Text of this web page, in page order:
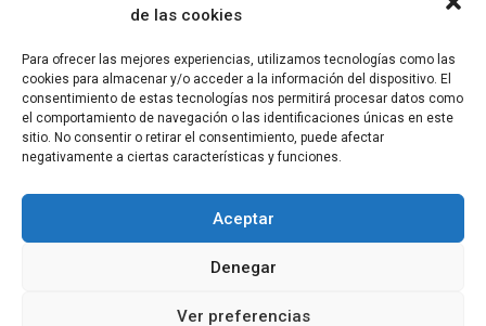
de las cookies
Para ofrecer las mejores experiencias, utilizamos tecnologías como las
cookies para almacenar y/o acceder a la información del dispositivo. El
consentimiento de estas tecnologías nos permitirá procesar datos como
el comportamiento de navegación o las identificaciones únicas en este
sitio. No consentir o retirar el consentimiento, puede afectar
negativamente a ciertas características y funciones.
Aceptar
Denegar
Ver preferencias
Copyright Colegio Oficial de Fisioterapeutas de la Región de